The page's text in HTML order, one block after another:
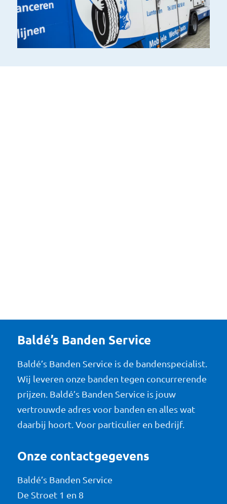
Baldé’s Banden Service
Baldé’s Banden Service is de bandenspecialist.
Wij leveren onze banden tegen concurrerende
prijzen. Baldé’s Banden Service is jouw
vertrouwde adres voor banden en alles wat
daarbij hoort. Voor particulier en bedrijf.
Onze contactgegevens
Baldé’s Banden Service
De Stroet 1 en 8